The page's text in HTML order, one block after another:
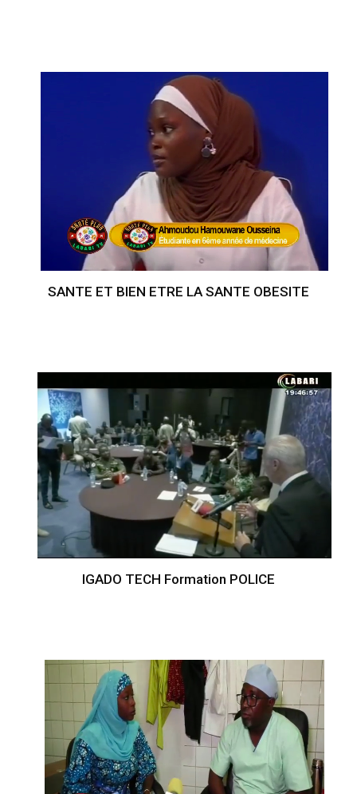
SANTE ET BIEN ETRE LA SANTE OBESITE
IGADO TECH Formation POLICE